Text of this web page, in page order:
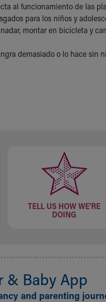
al funcionamiento de las
para los niños y
montar en bicicleta y
demasiado o lo hace sin
TELL US HOW WE'RE
DOING
& Baby App
and parenting